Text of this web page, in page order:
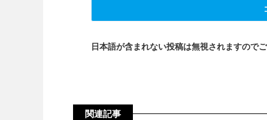
日本語が含まれない投稿は無視されますので
関連記事